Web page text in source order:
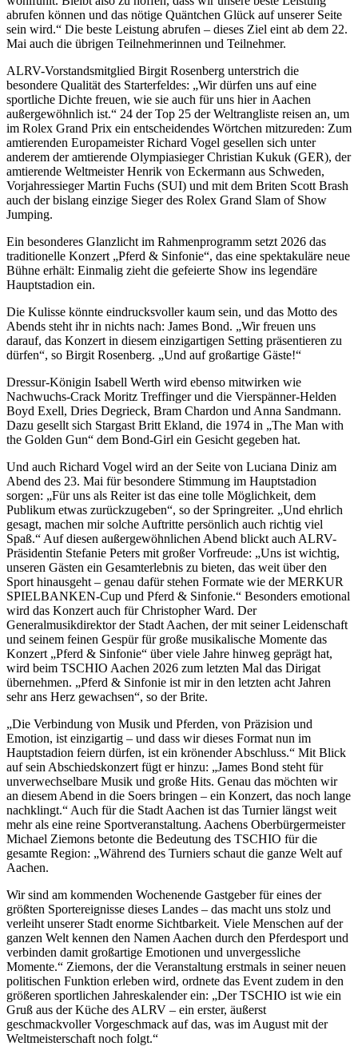
abrufen können und das nötige Quäntchen Glück auf unserer Seite
sein wird.“ Die beste Leistung abrufen – dieses Ziel eint ab dem 22.
Mai auch die übrigen Teilnehmerinnen und Teilnehmer.
ALRV-Vorstandsmitglied Birgit Rosenberg unterstrich die
besondere Qualität des Starterfeldes: „Wir dürfen uns auf eine
sportliche Dichte freuen, wie sie auch für uns hier in Aachen
außergewöhnlich ist.“ 24 der Top 25 der Weltrangliste reisen an, um
im Rolex Grand Prix ein entscheidendes Wörtchen mitzureden: Zum
amtierenden Europameister Richard Vogel gesellen sich unter
anderem der amtierende Olympiasieger Christian Kukuk (GER), der
amtierende Weltmeister Henrik von Eckermann aus Schweden,
Vorjahressieger Martin Fuchs (SUI) und mit dem Briten Scott Brash
auch der bislang einzige Sieger des Rolex Grand Slam of Show
Jumping.
Ein besonderes Glanzlicht im Rahmenprogramm setzt 2026 das
traditionelle Konzert „Pferd & Sinfonie“, das eine spektakuläre neue
Bühne erhält: Einmalig zieht die gefeierte Show ins legendäre
Hauptstadion ein.
Die Kulisse könnte eindrucksvoller kaum sein, und das Motto des
Abends steht ihr in nichts nach: James Bond. „Wir freuen uns
darauf, das Konzert in diesem einzigartigen Setting präsentieren zu
dürfen“, so Birgit Rosenberg. „Und auf großartige Gäste!“
Dressur-Königin Isabell Werth wird ebenso mitwirken wie
Nachwuchs-Crack Moritz Treffinger und die Vierspänner-Helden
Boyd Exell, Dries Degrieck, Bram Chardon und Anna Sandmann.
Dazu gesellt sich Stargast Britt Ekland, die 1974 in „The Man with
the Golden Gun“ dem Bond-Girl ein Gesicht gegeben hat.
Und auch Richard Vogel wird an der Seite von Luciana Diniz am
Abend des 23. Mai für besondere Stimmung im Hauptstadion
sorgen: „Für uns als Reiter ist das eine tolle Möglichkeit, dem
Publikum etwas zurückzugeben“, so der Springreiter. „Und ehrlich
gesagt, machen mir solche Auftritte persönlich auch richtig viel
Spaß.“ Auf diesen außergewöhnlichen Abend blickt auch ALRV-
Präsidentin Stefanie Peters mit großer Vorfreude: „Uns ist wichtig,
unseren Gästen ein Gesamterlebnis zu bieten, das weit über den
Sport hinausgeht – genau dafür stehen Formate wie der MERKUR
SPIELBANKEN-Cup und Pferd & Sinfonie.“ Besonders emotional
wird das Konzert auch für Christopher Ward. Der
Generalmusikdirektor der Stadt Aachen, der mit seiner Leidenschaft
und seinem feinen Gespür für große musikalische Momente das
Konzert „Pferd & Sinfonie“ über viele Jahre hinweg geprägt hat,
wird beim TSCHIO Aachen 2026 zum letzten Mal das Dirigat
übernehmen. „Pferd & Sinfonie ist mir in den letzten acht Jahren
sehr ans Herz gewachsen“, so der Brite.
„Die Verbindung von Musik und Pferden, von Präzision und
Emotion, ist einzigartig – und dass wir dieses Format nun im
Hauptstadion feiern dürfen, ist ein krönender Abschluss.“ Mit Blick
auf sein Abschiedskonzert fügt er hinzu: „James Bond steht für
unverwechselbare Musik und große Hits. Genau das möchten wir
an diesem Abend in die Soers bringen – ein Konzert, das noch lange
nachklingt.“ Auch für die Stadt Aachen ist das Turnier längst weit
mehr als eine reine Sportveranstaltung. Aachens Oberbürgermeister
Michael Ziemons betonte die Bedeutung des TSCHIO für die
gesamte Region: „Während des Turniers schaut die ganze Welt auf
Aachen.
Wir sind am kommenden Wochenende Gastgeber für eines der
größten Sportereignisse dieses Landes – das macht uns stolz und
verleiht unserer Stadt enorme Sichtbarkeit. Viele Menschen auf der
ganzen Welt kennen den Namen Aachen durch den Pferdesport und
verbinden damit großartige Emotionen und unvergessliche
Momente.“ Ziemons, der die Veranstaltung erstmals in seiner neuen
politischen Funktion erleben wird, ordnete das Event zudem in den
größeren sportlichen Jahreskalender ein: „Der TSCHIO ist wie ein
Gruß aus der Küche des ALRV – ein erster, äußerst
geschmackvoller Vorgeschmack auf das, was im August mit der
Weltmeisterschaft noch folgt.“